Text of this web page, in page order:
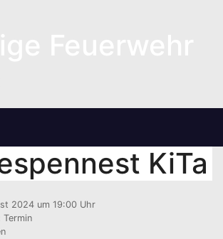
KiTa
2024 um 19:00 Uhr
Termin